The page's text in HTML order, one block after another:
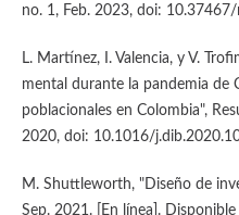
no. 1, Feb. 2023, doi:
L. Martínez, I. Valencia, y V.
mental durante la pandemia de
poblacionales en Colombia",
2020, doi: 10.1016/
M. Shuttleworth, "Diseño de
Sep. 2021. [En línea]. Disponible